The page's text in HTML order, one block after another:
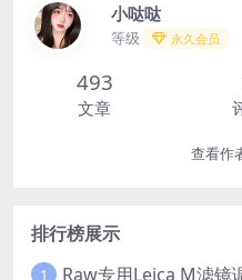
小哒哒
等级 永久会员
493
文章
查看作
排行榜展示
1 Raw专用Leica M滤镜